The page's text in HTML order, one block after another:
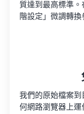
質達到最高標準
階設定」微調轉
我們的原始檔案
何網路瀏覽器上